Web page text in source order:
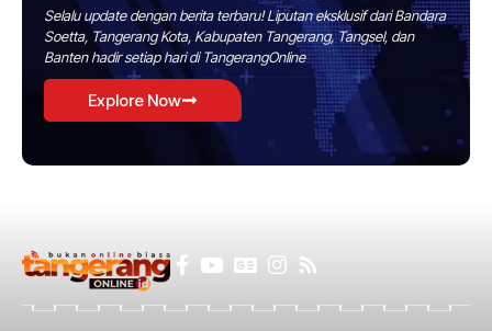
Selalu update dengan berita terbaru! Liputan eksklusif dari Bandara
Soetta, Tangerang Kota, Kabupaten Tangerang, Tangsel, dan
Banten hadir setiap hari di TangerangOnline
Explore Now